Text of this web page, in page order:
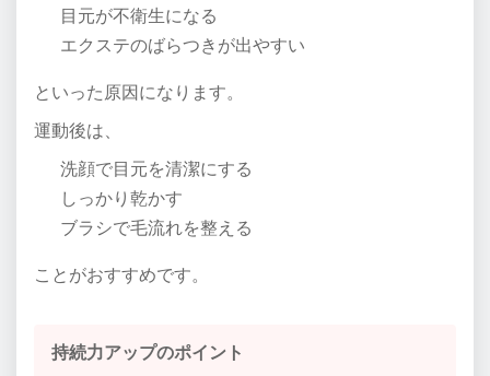
目元が不衛生になる
エクステのばらつきが出やすい
といった原因になります。
運動後は、
洗顔で目元を清潔にする
しっかり乾かす
ブラシで毛流れを整える
ことがおすすめです。
持続力アップのポイント